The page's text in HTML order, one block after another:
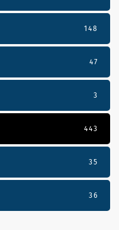
148
47
3
443
35
36